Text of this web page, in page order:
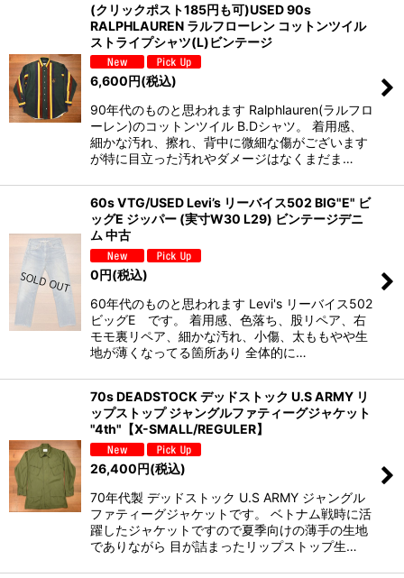
(クリックポスト185円も可)USED 90s
RALPHLAUREN ラルフローレン コットンツイル
ストライプシャツ(L)ビンテージ
6,600円(税込)
90年代のものと思われます Ralphlauren(ラルフロ
ーレン)のコットンツイル B.Dシャツ。 着用感、
細かな汚れ、擦れ、背中に微細な傷がございます
が特に目立った汚れやダメージはなくまだま…
60s VTG/USED Levi’s リーバイス502 BIG"E" ビ
ッグE ジッパー (実寸W30 L29) ビンテージデニ
ム 中古
0円(税込)
60年代のものと思われます Levi's リーバイス502
ビッグE です。 着用感、色落ち、股リペア、右
モモ裏リペア、細かな汚れ、小傷、太ももやや生
地が薄くなってる箇所あり 全体的に…
70s DEADSTOCK デッドストック U.S ARMY リ
ップストップ ジャングルファティーグジャケット
"4th"【X-SMALL/REGULER】
26,400円(税込)
70年代製 デッドストック U.S ARMY ジャングル
ファティーグジャケットです。 ベトナム戦時に活
躍したジャケットですので夏季向けの薄手の生地
でありながら 目が詰まったリップストップ生…